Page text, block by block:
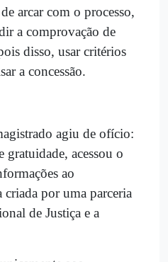
arcar com o processo,
a comprovação de
disso, usar critérios
a concessão.
agiu de ofício:
gratuidade, acessou o
ao
por uma parceria
de Justiça e a